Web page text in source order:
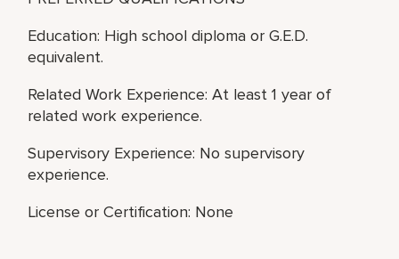
Education: High school diploma or G.E.D.
equivalent.
Related Work Experience: At least 1 year of
related work experience.
Supervisory Experience: No supervisory
experience.
License or Certification: None